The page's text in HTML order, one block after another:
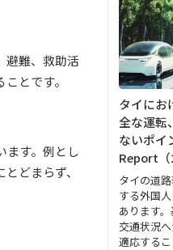
避難、救助活
とです。
ます。例とし
どまらず、
タイにお
全な運転
ないポ
Report（
タイの道
する外国
あります
交通状況
適応するこ